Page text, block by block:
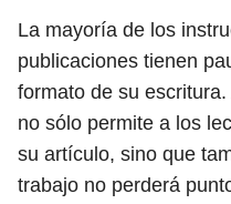
La mayoría de los
publicaciones tienen
formato de su
no sólo permite a los
su artículo, sino que
trabajo no perderá